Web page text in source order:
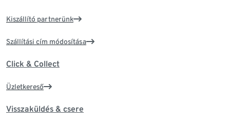
Kiszállító partnerünk
Szállítási cím módosítása
Click & Collect
Üzletkereső
Visszaküldés & csere